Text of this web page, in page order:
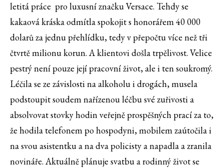
letitá práce pro luxusní značku Versace. Tehdy se
kakaová kráska odmítla spokojit s honorářem 40 000
dolarů za jednu přehlídku, tedy v přepočtu více než tři
čtvrtě milionu korun. A klientovi došla trpělivost. Velice
pestrý není pouze její pracovní život, ale i ten soukromý.
Léčila se ze závislosti na alkoholu i drogách, musela
podstoupit soudem nařízenou léčbu své zuřivosti a
absolvovat stovky hodin veřejně prospěšných prací za to,
že hodila telefonem po hospodyni, mobilem zaútočila i
na svou asistentku a na dva policisty a napadla a zranila
novináře. Aktuálně plánuje svatbu a rodinný život se